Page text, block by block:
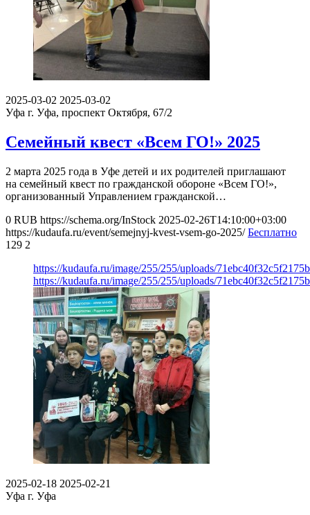
2025-03-02 2025-03-02
Уфа г. Уфа, проспект Октября, 67/2
Семейный квест «Всем ГО!» 2025
2 марта 2025 года в Уфе детей и их родителей приглашают
на семейный квест по гражданской обороне «Всем ГО!»,
организованный Управлением гражданской…
0 RUB https://schema.org/InStock 2025-02-26T14:10:00+03:00
https://kudaufa.ru/event/semejnyj-kvest-vsem-go-2025/ Бесплатно
129 2
https://kudaufa.ru/image/255/255/uploads/
https://kudaufa.ru/image/255/255/uploads/
2025-02-18 2025-02-21
Уфа г. Уфа